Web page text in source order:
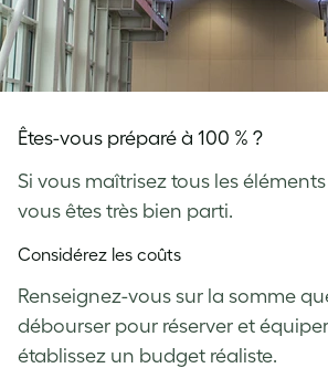
Êtes-vous préparé à 100 % ?
Si vous maîtrisez tous les
vous êtes très bien parti.
Considérez les coûts
Renseignez-vous sur la somme
débourser pour réserver et
établissez un budget réaliste.